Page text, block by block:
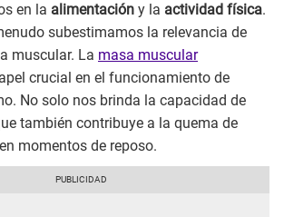
en la alimentación y la actividad física.
subestimamos la relevancia de
muscular. La masa muscular
crucial en el funcionamiento de
No solo nos brinda la capacidad de
también contribuye a la quema de
momentos de reposo.